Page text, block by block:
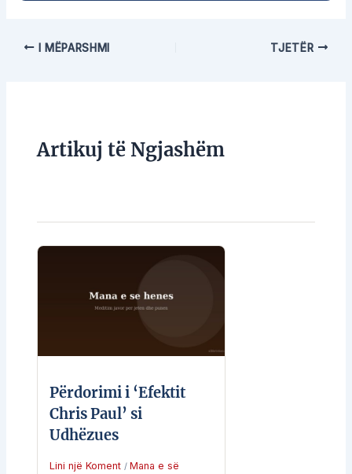
I MËPARSHMI TJETËR
Artikuj të Ngjashëm
Përdorimi i ‘Efektit
Chris Paul’ si
Udhëzues
Lini një Koment / Mana e së